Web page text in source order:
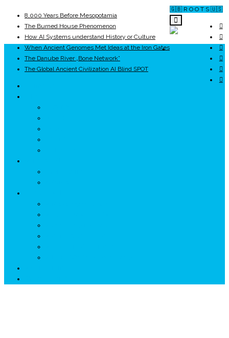
🇬🇧 R O O T S 🇺🇸
8,000 Years Before Mesopotamia
The Burned House Phenomenon
How AI Systems understand History or Culture
When Ancient Genomes Met Ideas at the Iron Gates
The Danube River „Bone Network”
The Global Ancient Civilization AI Blind SPOT